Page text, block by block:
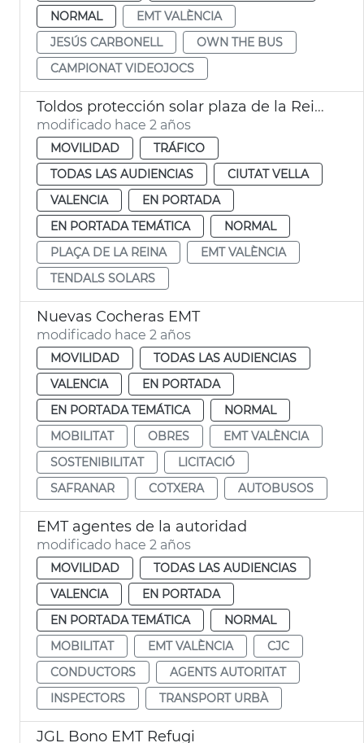
NORMAL
EMT VALÈNCIA
JESÚS CARBONELL
OWN THE BUS
CAMPIONAT VIDEOJOCS
Toldos protección solar plaza de la Reina
modificado hace 2 años
MOVILIDAD
TRÁFICO
TODAS LAS AUDIENCIAS
CIUTAT VELLA
VALENCIA
EN PORTADA
EN PORTADA TEMÁTICA
NORMAL
PLAÇA DE LA REINA
EMT VALÈNCIA
TENDALS SOLARS
Nuevas Cocheras EMT
modificado hace 2 años
MOVILIDAD
TODAS LAS AUDIENCIAS
VALENCIA
EN PORTADA
EN PORTADA TEMÁTICA
NORMAL
MOBILITAT
OBRES
EMT VALÈNCIA
SOSTENIBILITAT
LICITACIÓ
SAFRANAR
COTXERA AUTOBUSOS
EMT agentes de la autoridad
modificado hace 2 años
MOVILIDAD
TODAS LAS AUDIENCIAS
VALENCIA
EN PORTADA
EN PORTADA TEMÁTICA
NORMAL
MOBILITAT
EMT VALÈNCIA
CJC
CONDUCTORS
AGENTS AUTORITAT
INSPECTORS
TRANSPORT URBÀ
JGL Bono EMT Refugi